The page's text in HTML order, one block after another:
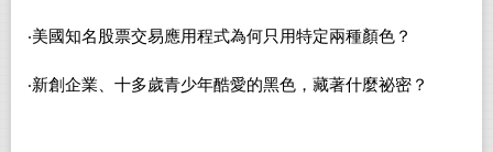
‧美國知名股票交易應用程式為何只用特定兩種顏色？
‧新創企業、十多歲青少年酷愛的黑色，藏著什麼祕密？